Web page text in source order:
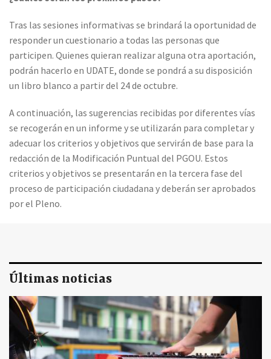
Tras las sesiones informativas se brindará la oportunidad de
responder un cuestionario a todas las personas que
participen. Quienes quieran realizar alguna otra aportación,
podrán hacerlo en UDATE, donde se pondrá a su disposición
un libro blanco a partir del 24 de octubre.
A continuación, las sugerencias recibidas por diferentes vías
se recogerán en un informe y se utilizarán para completar y
adecuar los criterios y objetivos que servirán de base para la
redacción de la Modificación Puntual del PGOU. Estos
criterios y objetivos se presentarán en la tercera fase del
proceso de participación ciudadana y deberán ser aprobados
por el Pleno.
Últimas noticias